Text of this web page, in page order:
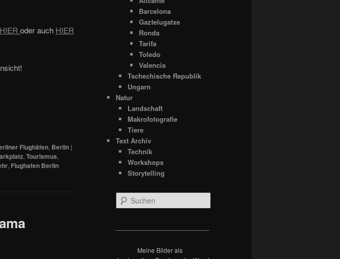
HIER oder auch HIER
Flughäfen, Berlin |
, Tourismus,
, Flughafen Berlin
Barcelona
Gaztelugatxe
Ronda
Tarifa
Toledo
Valencia
Tschechische Republik
Ungarn
Natur
Landschaft
Makrofotografie
Tiere
Text Archiv
Technik
Workshops
Storytelling
u
Meine Bilder als